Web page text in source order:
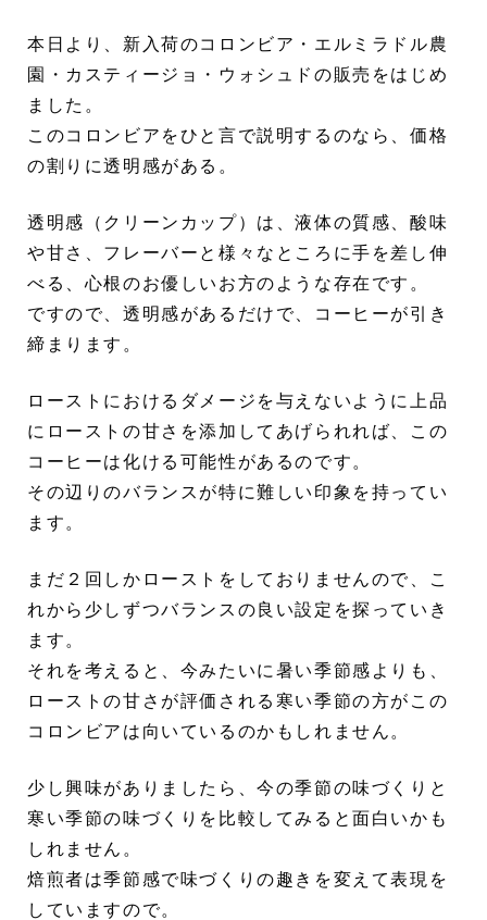
本日より、新入荷のコロンビア・エルミラドル農
園・カスティージョ・ウォシュドの販売をはじめ
ました。
このコロンビアをひと言で説明するのなら、価格
の割りに透明感がある。
透明感（クリーンカップ）は、液体の質感、酸味
や甘さ、フレーバーと様々なところに手を差し伸
べる、心根のお優しいお方のような存在です。
ですので、透明感があるだけで、コーヒーが引き
締まります。
ローストにおけるダメージを与えないように上品
にローストの甘さを添加してあげられれば、この
コーヒーは化ける可能性があるのです。
その辺りのバランスが特に難しい印象を持ってい
ます。
まだ２回しかローストをしておりませんので、こ
れから少しずつバランスの良い設定を探っていき
ます。
それを考えると、今みたいに暑い季節感よりも、
ローストの甘さが評価される寒い季節の方がこの
コロンビアは向いているのかもしれません。
少し興味がありましたら、今の季節の味づくりと
寒い季節の味づくりを比較してみると面白いかも
しれません。
焙煎者は季節感で味づくりの趣きを変えて表現を
していますので。